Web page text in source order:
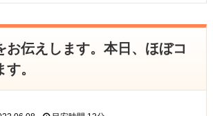
お伝えします。本日、ほぼコ
。